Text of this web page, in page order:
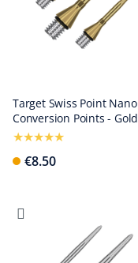
Target Swiss Point Nano
Conversion Points - Gold
€8.50